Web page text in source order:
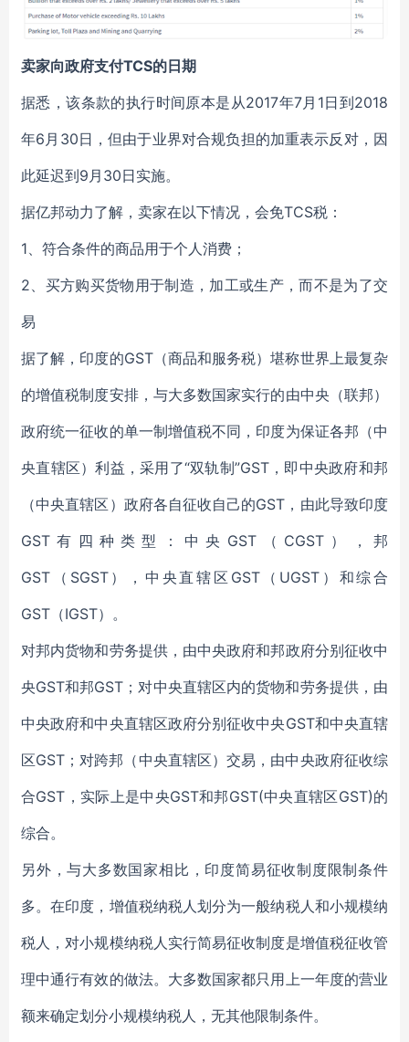
卖家向政府支付TCS的日期
据悉，该条款的执行时间原本是从2017年7月1日到2018
年6月30日，但由于业界对合规负担的加重表示反对，因
此延迟到9月30日实施。
据亿邦动力了解，卖家在以下情况，会免TCS税：
1、符合条件的商品用于个人消费；
2、买方购买货物用于制造，加工或生产，而不是为了交
易
据了解，印度的GST（商品和服务税）堪称世界上最复杂
的增值税制度安排，与大多数国家实行的由中央（联邦）
政府统一征收的单一制增值税不同，印度为保证各邦（中
央直辖区）利益，采用了“双轨制”GST，即中央政府和邦
（中央直辖区）政府各自征收自己的GST，由此导致印度
GST有四种类型：中央GST（CGST），邦
GST（SGST），中央直辖区GST（UGST）和综合
GST（IGST）。
对邦内货物和劳务提供，由中央政府和邦政府分别征收中
央GST和邦GST；对中央直辖区内的货物和劳务提供，由
中央政府和中央直辖区政府分别征收中央GST和中央直辖
区GST；对跨邦（中央直辖区）交易，由中央政府征收综
合GST，实际上是中央GST和邦GST(中央直辖区GST)的
综合。
另外，与大多数国家相比，印度简易征收制度限制条件
多。在印度，增值税纳税人划分为一般纳税人和小规模纳
税人，对小规模纳税人实行简易征收制度是增值税征收管
理中通行有效的做法。大多数国家都只用上一年度的营业
额来确定划分小规模纳税人，无其他限制条件。